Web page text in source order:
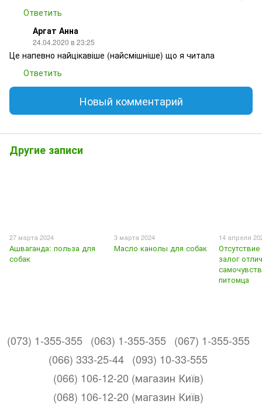
Ответить
Аргат Анна
24.04.2020 в 23:25
Це напевно найцікавіше (найсмішніше) що я читала
Ответить
Новый комментарий
Другие записи
27 марта 2024
Ашваганда: польза для
собак
3 марта 2024
Масло канолы для собак
14 апреля
залог
питомца
(073) 1-355-355 (063) 1-355-355 (067) 1-355-355
(066) 333-25-44 (093) 10-33-555
(066) 106-12-20 (магазин Київ)
(068) 106-12-20 (магазин Київ)